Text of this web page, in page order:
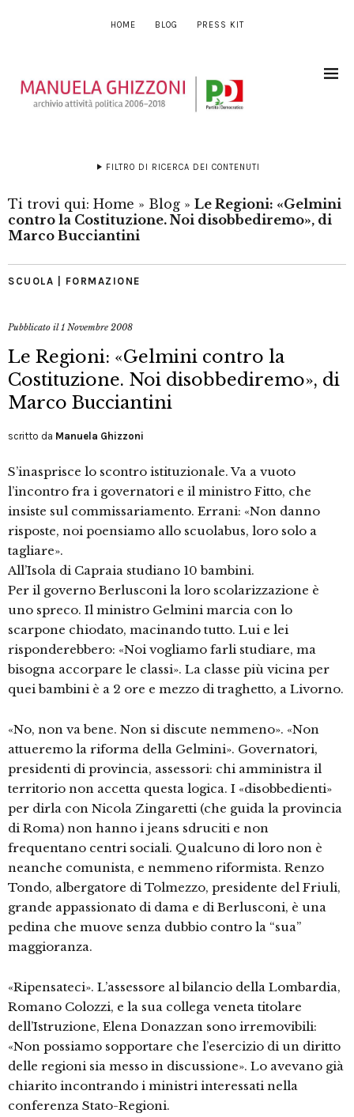
HOME BLOG PRESS KIT
FILTRO DI RICERCA DEI CONTENUTI
Ti trovi qui: Home » Blog » Le Regioni: «Gelmini
contro la Costituzione. Noi disobbediremo», di
Marco Bucciantini
SCUOLA | FORMAZIONE
Pubblicato il1 Novembre 2008
Le Regioni: «Gelmini contro la
Costituzione. Noi disobbediremo», di
Marco Bucciantini
scritto da Manuela Ghizzoni
S’inasprisce lo scontro istituzionale. Va a vuoto
l’incontro fra i governatori e il ministro Fitto, che
insiste sul commissariamento. Errani: «Non danno
risposte, noi poensiamo allo scuolabus, loro solo a
tagliare».
All’Isola di Capraia studiano 10 bambini.
Per il governo Berlusconi la loro scolarizzazione è
uno spreco. Il ministro Gelmini marcia con lo
scarpone chiodato, macinando tutto. Lui e lei
risponderebbero: «Noi vogliamo farli studiare, ma
bisogna accorpare le classi». La classe più vicina per
quei bambini è a 2 ore e mezzo di traghetto, a Livorno.
«No, non va bene. Non si discute nemmeno». «Non
attueremo la riforma della Gelmini». Governatori,
presidenti di provincia, assessori: chi amministra il
territorio non accetta questa logica. I «disobbedienti»
per dirla con Nicola Zingaretti (che guida la provincia
di Roma) non hanno i jeans sdruciti e non
frequentano centri sociali. Qualcuno di loro non è
neanche comunista, e nemmeno riformista. Renzo
Tondo, albergatore di Tolmezzo, presidente del Friuli,
grande appassionato di dama e di Berlusconi, è una
pedina che muove senza dubbio contro la “sua”
maggioranza.
«Ripensateci». L’assessore al bilancio della Lombardia,
Romano Colozzi, e la sua collega veneta titolare
dell’Istruzione, Elena Donazzan sono irremovibili:
«Non possiamo sopportare che l’esercizio di un diritto
delle regioni sia messo in discussione». Lo avevano già
chiarito incontrando i ministri interessati nella
conferenza Stato-Regioni.